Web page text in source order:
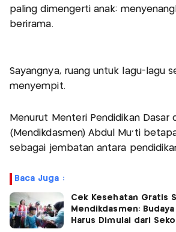
paling dimengerti anak:
berirama.
Sayangnya, ruang untuk lagu-lagu
menyempit.
Menurut Menteri Pendidikan Dasar
(Mendikdasmen) Abdul Mu’ti
sebagai jembatan antara
Baca Juga :
Cek Kesehatan Gratis
Mendikdasmen:
Harus Dimulai dari